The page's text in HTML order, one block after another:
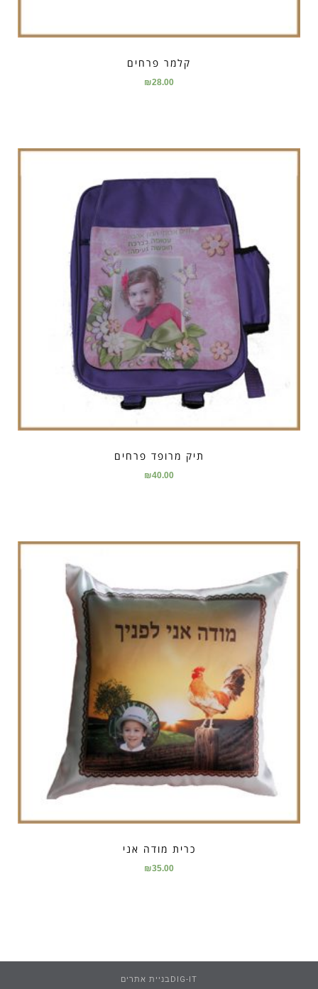
קלמר פרחים
₪28.00
תיק מרופד פרחים
₪40.00
כרית מודה אני
₪35.00
DIG-ITבניית אתרים